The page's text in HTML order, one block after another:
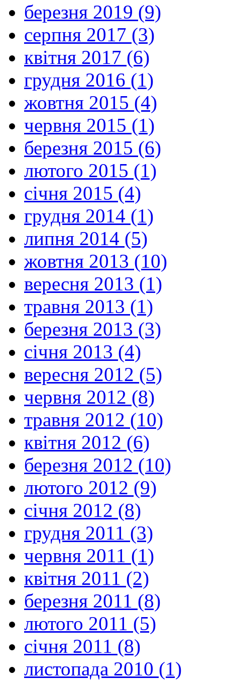
березня 2019 (9)
серпня 2017 (3)
квітня 2017 (6)
грудня 2016 (1)
жовтня 2015 (4)
червня 2015 (1)
березня 2015 (6)
лютого 2015 (1)
січня 2015 (4)
грудня 2014 (1)
липня 2014 (5)
жовтня 2013 (10)
вересня 2013 (1)
травня 2013 (1)
березня 2013 (3)
січня 2013 (4)
вересня 2012 (5)
червня 2012 (8)
травня 2012 (10)
квітня 2012 (6)
березня 2012 (10)
лютого 2012 (9)
січня 2012 (8)
грудня 2011 (3)
червня 2011 (1)
квітня 2011 (2)
березня 2011 (8)
лютого 2011 (5)
січня 2011 (8)
листопада 2010 (1)